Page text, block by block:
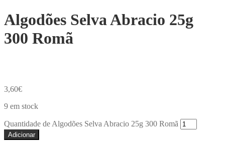
Algodões Selva Abracio 25g
300 Romã
3,60€
9 em stock
Quantidade de Algodões Selva Abracio 25g 300 Romã
Adicionar